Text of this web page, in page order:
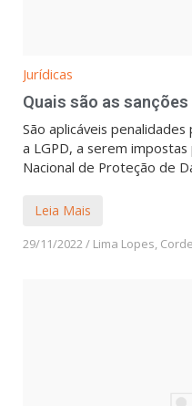
Jurídicas
Quais são as sanções
São aplicáveis
a LGPD, a serem
Nacional de Proteção de
Leia Mais
29/11/2022/ Lima Lopes,